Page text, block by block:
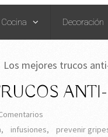
Cocina Decoración
Los mejores trucos
, infusiones, prevenir